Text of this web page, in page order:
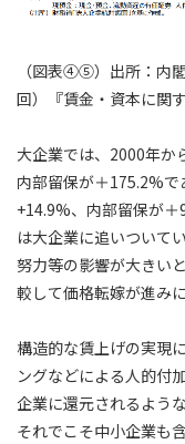
（図表④⑤）出所：内
回）『賃金・資本に関
大企業では、2000年か
内部留保が＋175.2%
+14.9%、内部留保が
は大企業に追いついて
努力等の影響が大きい
較して価格転嫁が進み
構造的な賃上げの実現
ングなどによる人的付
企業に還元されるよう
それでこそ中小企業も